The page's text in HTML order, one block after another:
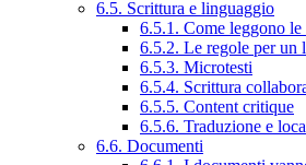
6.5. Scrittura e linguaggio
6.5.1. Come leggono le
6.5.2. Le regole per un
6.5.3. Microtesti
6.5.4. Scrittura
6.5.5. Content critique
6.5.6. Traduzione e
6.6. Documenti